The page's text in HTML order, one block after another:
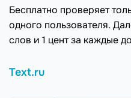
Бесплатно проверяет
одного пользователя.
слов и 1 цент за каждые
Text.ru